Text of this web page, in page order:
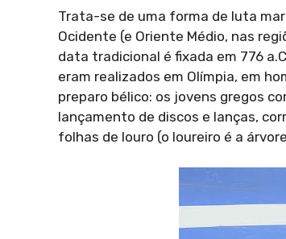
Trata-se de uma forma de luta
Ocidente (e Oriente Médio, nas
data tradicional é fixada em 776
eram realizados em Olímpia, em
preparo bélico: os jovens gregos
lançamento de discos e lanças,
folhas de louro (o loureiro é a